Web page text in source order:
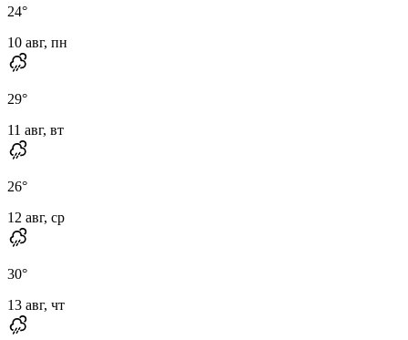
24°
10 авг, пн
29°
11 авг, вт
26°
12 авг, ср
30°
13 авг, чт